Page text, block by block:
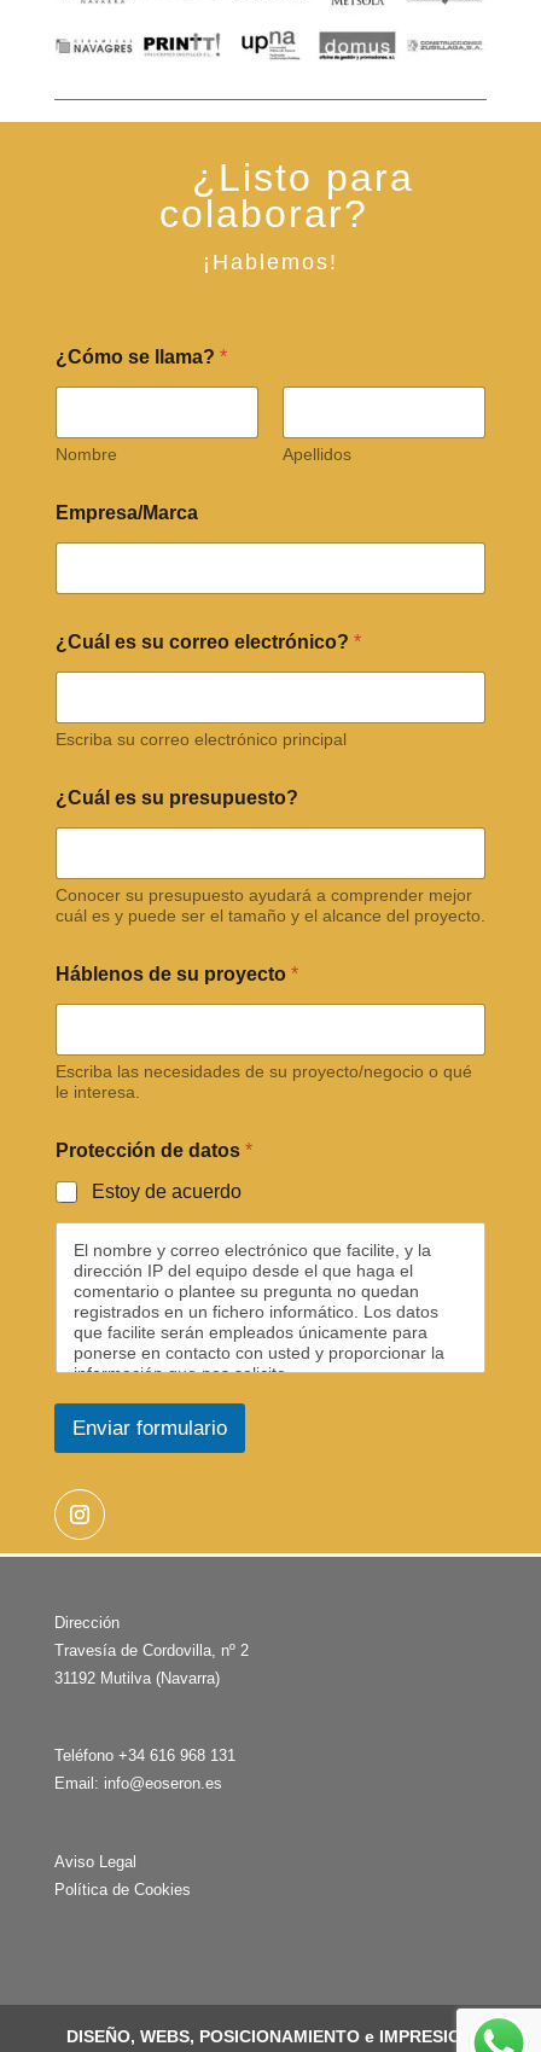
¿Listo para
colaborar?
¡Hablemos!
¿Cómo se llama? *
Nombre Apellidos
Empresa/Marca
¿Cuál es su correo electrónico? *
Escriba su correo electrónico principal
¿Cuál es su presupuesto?
Conocer su presupuesto ayudará a comprender mejor
cuál es y puede ser el tamaño y el alcance del proyecto.
Háblenos de su proyecto *
Escriba las necesidades de su proyecto/negocio o qué
le interesa.
Protección de datos *
Estoy de acuerdo
El nombre y correo electrónico que facilite, y la
dirección IP del equipo desde el que haga el
comentario o plantee su pregunta no quedan
registrados en un fichero informático. Los datos
que facilite serán empleados únicamente para
ponerse en contacto con usted y proporcionar la
información que nos solicite.
Responsable: Carlos Álvarez
Finalidad: Gestionar las consultas, solicitudes de
Legitimación: La base jurídica para el tratamiento
es el consentimiento del interesado.
Destinatarios: Sus datos no se cederán a terceros
salvo obligación legal.
portabilidad de sus datos personales, enviando un
correo electrónico a info@eoseron.es
derecho que desea ejercer.
Enviar formulario
Dirección
Travesía de Cordovilla, nº 2
31192 Mutilva (Navarra)
Teléfono +34 616 968 131
Email: info@eoseron.es
Aviso Legal
Política de Cookies
DISEÑO, WEBS, POSICIONAMIENTO e IMPRESION